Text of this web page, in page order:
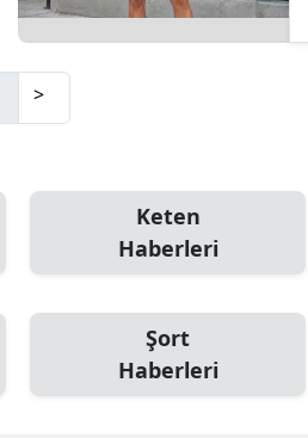
>
Keten
Haberleri
Şort
Haberleri